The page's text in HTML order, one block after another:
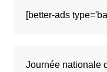
[better-ads
Journée nationale